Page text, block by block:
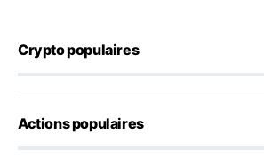
Crypto populaires
Actions populaires